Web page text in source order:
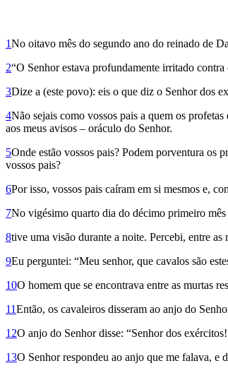
1No oitavo mês do segundo ano do reinado de
2“O Senhor estava profundamente irritado contra
3Dize a (este povo): eis o que diz o Senhor dos
4Não sejais como vossos pais a quem os
aos meus avisos – oráculo do Senhor.
5Onde estão vossos pais? Podem porventura os
vossos pais?
6Por isso, vossos pais caíram em si mesmos e,
7No vigésimo quarto dia do décimo primeiro
8tive uma visão durante a noite. Percebi, entre
9Eu perguntei: “Meu senhor, que cavalos são
10O homem que se encontrava entre as murtas
11Então, os cavaleiros disseram ao anjo do
12O anjo do Senhor disse: “Senhor dos
13O Senhor respondeu ao anjo que me falava, e